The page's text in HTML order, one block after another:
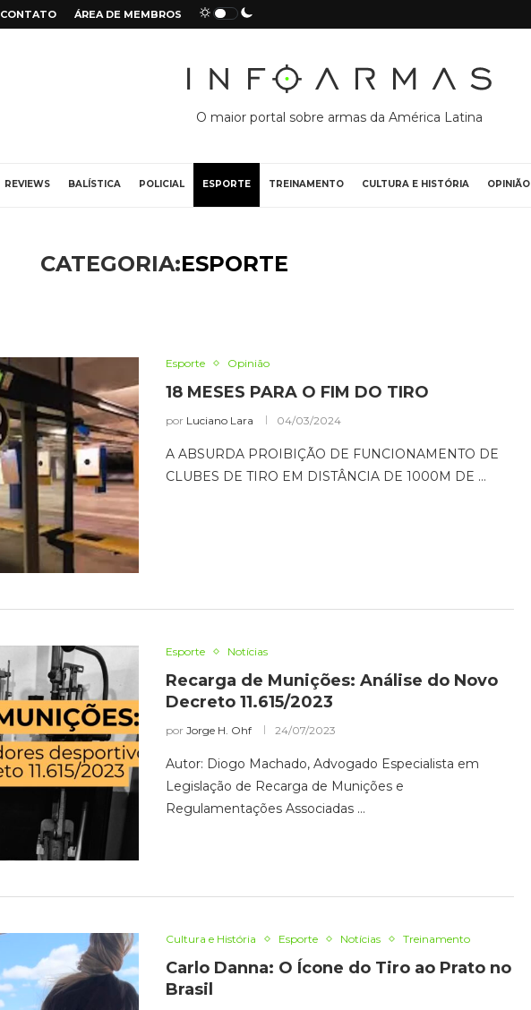
CONTATO ÁREA DE MEMBROS
O maior portal sobre armas da América Latina
REVIEWS BALÍSTICA POLICIAL ESPORTE TREINAMENTO CULTURA E HISTÓRIA OPINIÃO
CATEGORIA:ESPORTE
Esporte Opinião
18 MESES PARA O FIM DO TIRO
por Luciano Lara 04/03/2024
A ABSURDA PROIBIÇÃO DE FUNCIONAMENTO DE
CLUBES DE TIRO EM DISTÂNCIA DE 1000M DE …
Esporte Notícias
Recarga de Munições: Análise do Novo
Decreto 11.615/2023
por Jorge H. Ohf 24/07/2023
Autor: Diogo Machado, Advogado Especialista em
Legislação de Recarga de Munições e
Regulamentações Associadas …
Cultura e História Esporte Notícias Treinamento
Carlo Danna: O Ícone do Tiro ao Prato no
Brasil